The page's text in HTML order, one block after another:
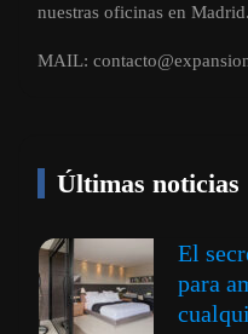
nuestras oficinas en Madrid.
MAIL:
Últimas noticias
El
para